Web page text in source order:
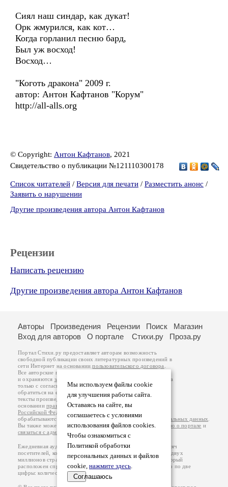
Сиял наш синдар, как дукат!
Орк жмурился, как кот…
Когда горланил песню бард,
Был уж восход!
Восход…
"Коготь дракона" 2009 г.
автор: Антон Кафтанов "Корум"
http://all-alls.org
© Copyright: Антон Кафтанов, 2021
Свидетельство о публикации №121110300178
Список читателей / Версия для печати / Разместить анонс /
Заявить о нарушении
Другие произведения автора Антон Кафтанов
Рецензии
Написать рецензию
Другие произведения автора Антон Кафтанов
Мы используем файлы cookie
для улучшения работы сайта.
Оставаясь на сайте, вы
соглашаетесь с условиями
использования файлов cookies.
Чтобы ознакомиться с
Политикой обработки
персональных данных и файлов
cookie, нажмите здесь.
Соглашаюсь
Авторы Произведения Рецензии Поиск
Магазин
Вход для авторов
О портале Стихи.ру Проза.ру
Портал Стихи.ру предоставляет авторам возможность
свободной публикации своих литературных произведений в
сети Интернет на основаниипользовательского договора
Все авторские права на произведения принадлежат авторам
и охраняются законом
. Перепечатка произведений возможна
только с согласия его автора, к которому вы можете
обратиться на его авторской странице. Ответственность за
тексты произведений авторы несут самостоятельно на
основанииправил публикацииизаконодательства
Российской Федерации
обрабатываются на основанииПолитики обработки персональных данных
Вы также можете посмотреть более подробнуюинформацию о портале и
связаться с администрацией
Ежедневная аудитория портала Стихи.ру – порядка 200 тысяч
посетителей, которые в общей сумме просматривают более двух
миллионов страниц по данным счетчика посещаемости, который
расположен справа от этого текста. В каждой графе указано по две
цифры: количество просмотров и количество посетителей.